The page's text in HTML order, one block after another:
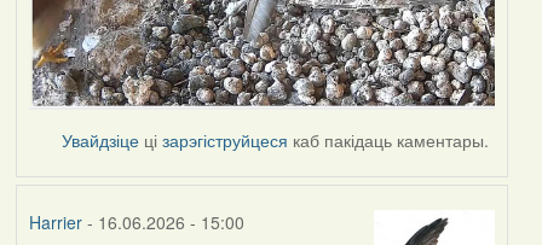
Увайдзіце цізарэгіструйцеся каб пакідаць каментары.
Harrier- 16.06.2026 - 15:00